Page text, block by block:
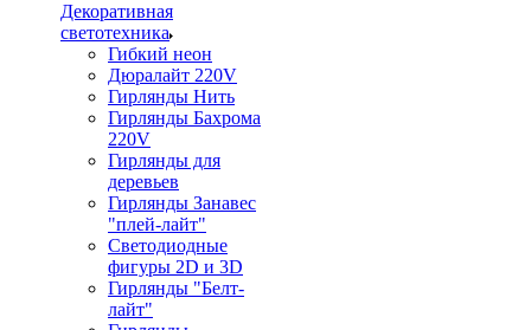
Декоративная
светотехника
Гибкий неон
Дюралайт 220V
Гирлянды Нить
Гирлянды Бахрома
220V
Гирлянды для
деревьев
Гирлянды Занавес
"плей-лайт"
Светодиодные
фигуры 2D и 3D
Гирлянды "Белт-
лайт"